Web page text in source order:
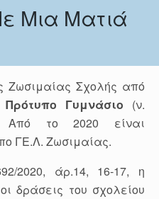
Μια Ματιά
Ζωσιμαίας Σχολής από
Πρότυπο Γυμνάσιο (ν.
Από το 2020 είναι
ΓΕ.Λ. Ζωσιμαίας.
2020, άρ.14, 16-17, η
δράσεις του σχολείου